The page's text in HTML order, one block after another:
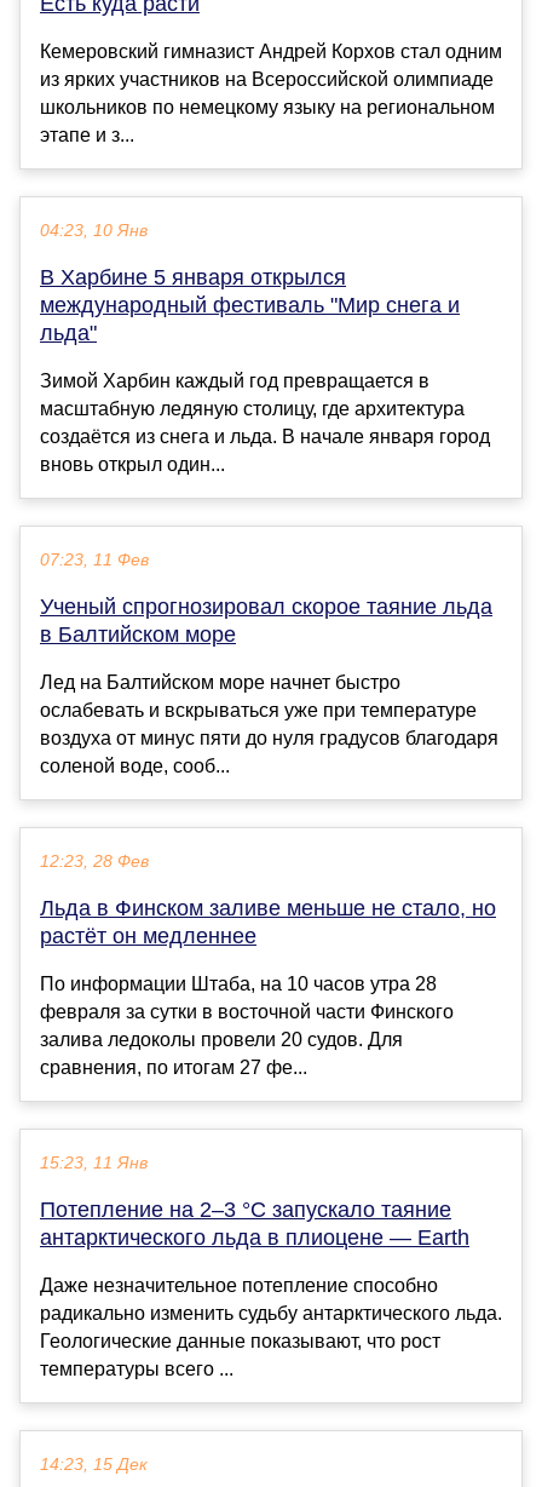
Кемеровский гимназист Андрей Корхов стал одним
из ярких участников на Всероссийской олимпиаде
школьников по немецкому языку на региональном
этапе и з...
04:23, 10 Янв
В Харбине 5 января открылся
международный фестиваль "Мир снега и
льда"
Зимой Харбин каждый год превращается в
масштабную ледяную столицу, где архитектура
создаётся из снега и льда. В начале января город
вновь открыл один...
07:23, 11 Фев
Ученый спрогнозировал скорое таяние льда
в Балтийском море
Лед на Балтийском море начнет быстро
ослабевать и вскрываться уже при температуре
воздуха от минус пяти до нуля градусов благодаря
соленой воде, сооб...
12:23, 28 Фев
Льда в Финском заливе меньше не стало, но
растёт он медленнее
По информации Штаба, на 10 часов утра 28
февраля за сутки в восточной части Финского
залива ледоколы провели 20 судов. Для
сравнения, по итогам 27 фе...
15:23, 11 Янв
Потепление на 2–3 °C запускало таяние
антарктического льда в плиоцене — Earth
Даже незначительное потепление способно
радикально изменить судьбу антарктического льда.
Геологические данные показывают, что рост
температуры всего ...
14:23, 15 Дек